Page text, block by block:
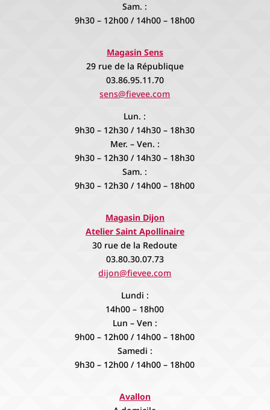
Sam. :
9h30 – 12h00 / 14h00 – 18h00
Magasin Sens
29 rue de la République
03.86.95.11.70
sens@fievee.com
Lun. :
9h30 – 12h30 / 14h30 – 18h30
Mer. – Ven. :
9h30 – 12h30 / 14h30 – 18h30
Sam. :
9h30 – 12h30 / 14h00 – 18h00
Magasin Dijon
Atelier Saint Apollinaire
30 rue de la Redoute
03.80.30.07.73
dijon@fievee.com
Lundi :
14h00 – 18h00
Lun – Ven :
9h00 – 12h00 / 14h00 – 18h00
Samedi :
9h30 – 12h00 / 14h00 – 18h00
Avallon